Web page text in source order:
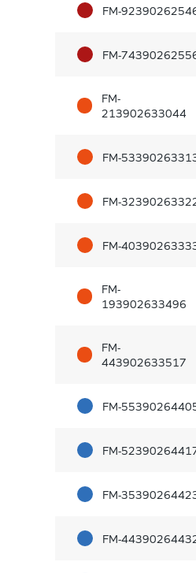
FM-
FM-
FM-
213902633044
FM-
FM-
FM-
FM-
193902633496
FM-
443902633517
FM-
FM-
FM-
FM-